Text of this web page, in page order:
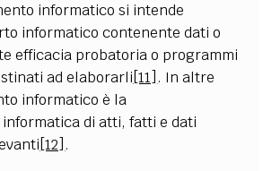
informatico si intende
informatico contenente dati o
efficacia probatoria o programmi
ad elaborarli [11] . In altre
informatico è la
di atti, fatti e dati
[12] .